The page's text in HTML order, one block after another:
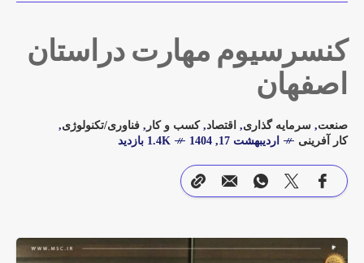
کنسرسیوم مهارت دراستان
اصفهان
صنعت, سرمایه گذاری, اقتصاد,کسب و کار , فناوری/تکنولوژی,
کار آفرینی
اردیبهشت 17, 1404 1.4K بازدید